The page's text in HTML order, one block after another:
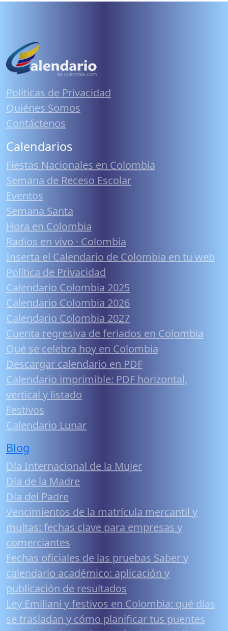
Políticas de Privacidad
Quiénes Somos
Contáctenos
Calendarios
Fiestas Nacionales en Colombia
Semana de Receso Escolar
Eventos
Semana Santa
Hora en Colombia
Radios en vivo · Colombia
Inserta el Calendario de Colombia en tu web
Política de Privacidad
Calendario Colombia 2025
Calendario Colombia 2026
Calendario Colombia 2027
Cuenta regresiva de feriados en Colombia
Qué se celebra hoy en Colombia
Descargar calendario en PDF
Calendario imprimible: PDF horizontal,
vertical y listado
Festivos
Calendario Lunar
Blog
Día Internacional de la Mujer
Día de la Madre
Día del Padre
Vencimientos de la matrícula mercantil y
multas: fechas clave para empresas y
comerciantes
Fechas oficiales de las pruebas Saber y
calendario académico: aplicación y
publicación de resultados
Ley Emiliani y festivos en Colombia: qué días
se trasladan y cómo planificar tus puentes